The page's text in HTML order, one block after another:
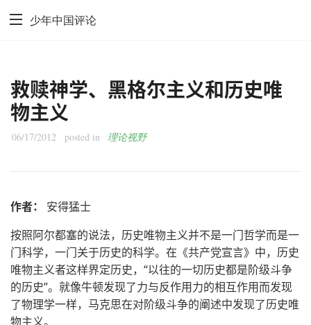
少年中国评论
救赎神学、黑格尔主义和历史唯
物主义
06/17/2012 posted in 理论视野
作者：
安得猛士
按照阿尔都塞的说法，历史唯物主义并不是一门哲学而是一
门科学，一门关于历史的科学。在《共产党宣言》中，历史
唯物主义者这样界定历史，“以往的一切历史都是阶级斗争
的历史”。就像牛顿发现了力与反作用力的相互作用而发现
了物理学一样，马克思在对阶级斗争的阐述中发现了历史唯
物主义。